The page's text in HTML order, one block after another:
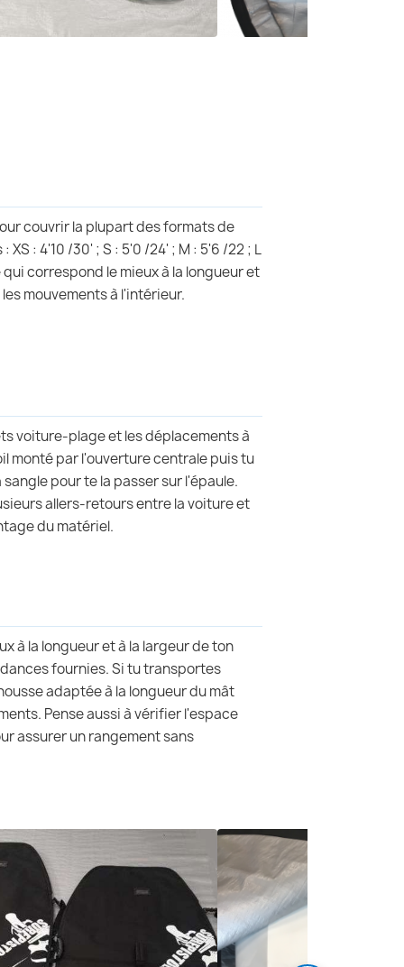
couvrir la plupart des formats de
: 4'10 /30' ; S : 5'0 /24' ; M : 5'6 /22 ; L
qui correspond le mieux à la longueur et
mouvements à l'intérieur.
voiture-plage et les déplacements à
monté par l'ouverture centrale puis tu
pour te la passer sur l'épaule.
allers-retours entre la voiture et
du matériel.
à la longueur et à la largeur de ton
fournies. Si tu transportes
adaptée à la longueur du mât
Pense aussi à vérifier l'espace
assurer un rangement sans